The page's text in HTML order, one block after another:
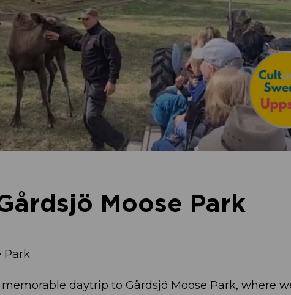
Moose Park
Park
daytrip to Gårdsjö Moose Park, where